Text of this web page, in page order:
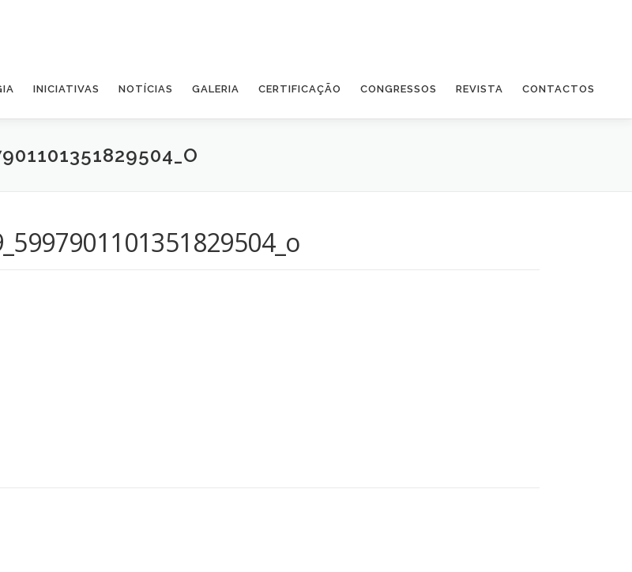
INICIATIVAS NOTÍCIAS GALERIA CERTIFICAÇÃO CONGRESSOS REVISTA CONTACTOS